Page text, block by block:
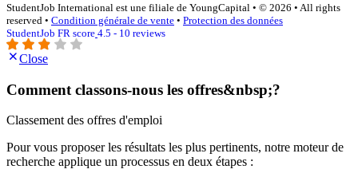
StudentJob International est une filiale de YoungCapital • © 2026 • All rights
reserved • Condition générale de vente • Protection des données
StudentJob FR score 4.5 - 10 reviews
Close
Comment classons-nous les offres&nbsp;?
Classement des offres d'emploi
Pour vous proposer les résultats les plus pertinents, notre moteur de
recherche applique un processus en deux étapes :